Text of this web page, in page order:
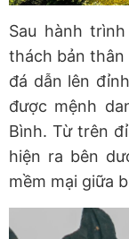
Sau hành
thách bản thân
đá dẫn lên
được mệnh
Bình. Từ trên
hiện ra bên
mềm mại giữa